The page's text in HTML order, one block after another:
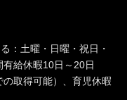
：土曜・日曜・祝日・
給休暇10日～20日
の取得可能）、育児休暇